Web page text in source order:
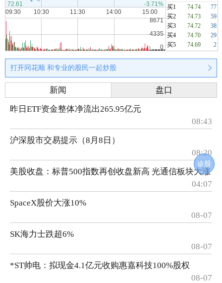
买1
74.74
77
买2
74.73
59
买3
74.72
38
买4
74.70
29
买5
74.69 2
打开同花顺 和专业的股民一起炒股
诊股
新闻
盘口
昨日ETF资金整体净流出265.95亿元
08:43
沪深股市交易提示（8月8日）
08:20
美股收盘：标普500指数再创收盘新高 光通信板块大涨
04:07
SpaceX股价大涨10%
08-07
SK海力士跌超6%
08-07
*ST帅电：拟现金4.1亿元收购惠嘉科技100%股权
08-07